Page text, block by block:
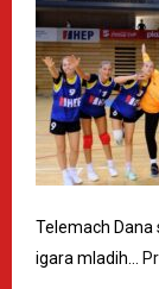
Telemach Dana
igara mladih…